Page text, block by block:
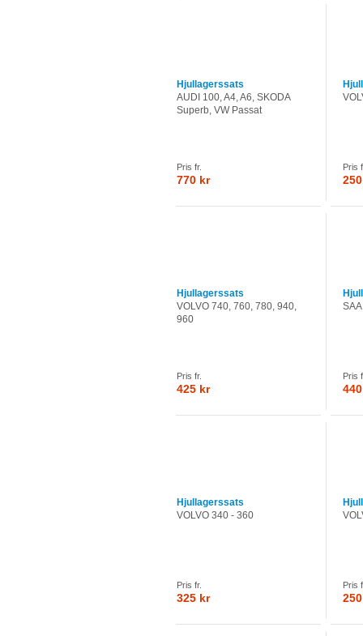
Hjullagerssats
AUDI 100, A4, A6, SKODA
Superb, VW Passat
Pris fr.
770 kr
Pris
Hjullagerssats
VOLVO 740, 760, 780, 940,
960
Pris fr.
425 kr
Pris
Hjullagerssats
VOLVO 340 - 360
Pris fr.
325 kr
Pris